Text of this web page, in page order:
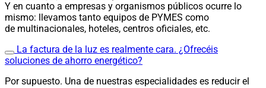
Y en cuanto a empresas y organismos públicos ocurre lo
mismo: llevamos tanto equipos de PYMES como
de multinacionales, hoteles, centros oficiales, etc.
La factura de la luz es realmente cara. ¿Ofrecéis
soluciones de ahorro energético?
Por supuesto. Una de nuestras especialidades es reducir el